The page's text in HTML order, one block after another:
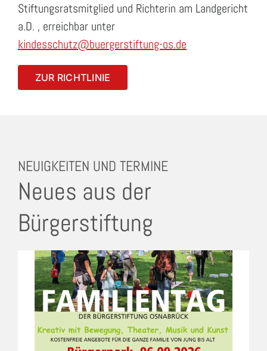
Stiftungsratsmitglied und Richterin am Landgericht
a.D. , erreichbar unter
kindesschutz@buergerstiftung-os.de
ZUR RICHTLINIE
NEUIGKEITEN UND TERMINE
Neues aus der
Bürgerstiftung